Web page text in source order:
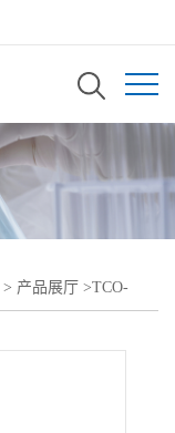
> 产品展厅 >TCO-